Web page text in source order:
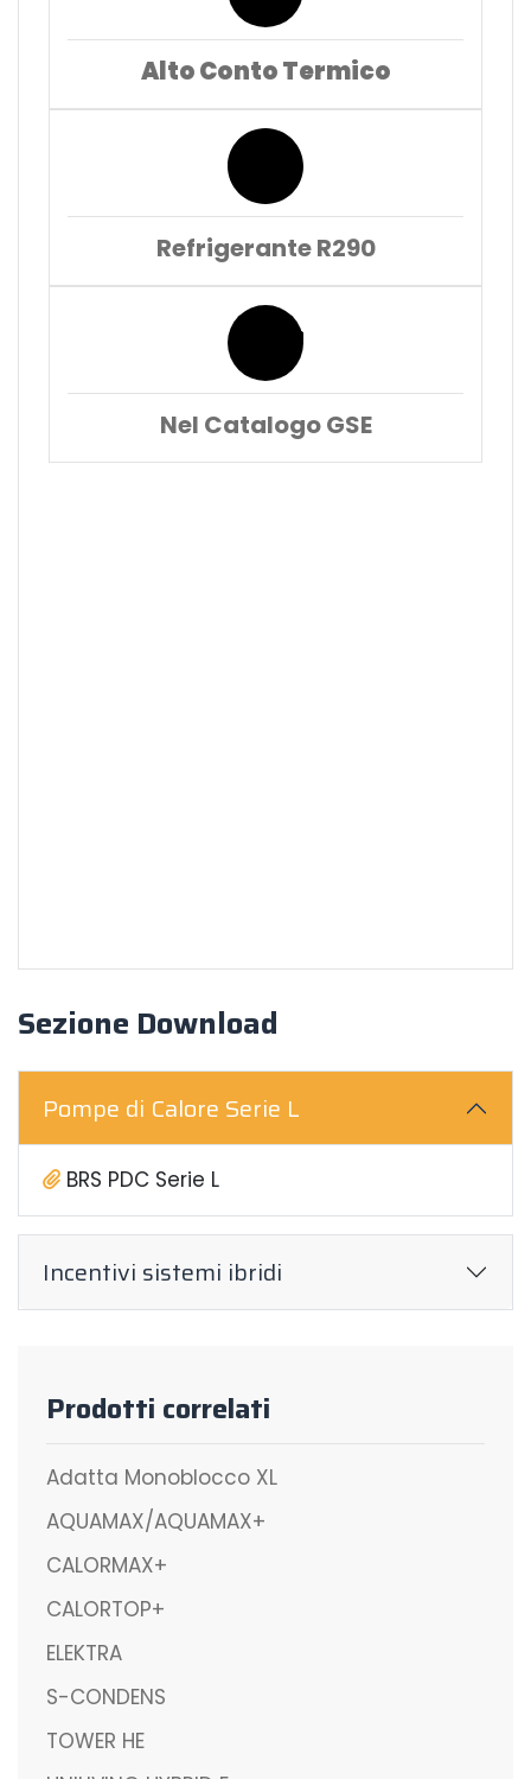
Alto Conto Termico
Refrigerante R290
Nel Catalogo GSE
Sezione Download
Pompe di Calore Serie L
BRS PDC Serie L
Incentivi sistemi ibridi
Prodotti correlati
Adatta Monoblocco XL
AQUAMAX/AQUAMAX+
CALORMAX+
CALORTOP+
ELEKTRA
S-CONDENS
TOWER HE